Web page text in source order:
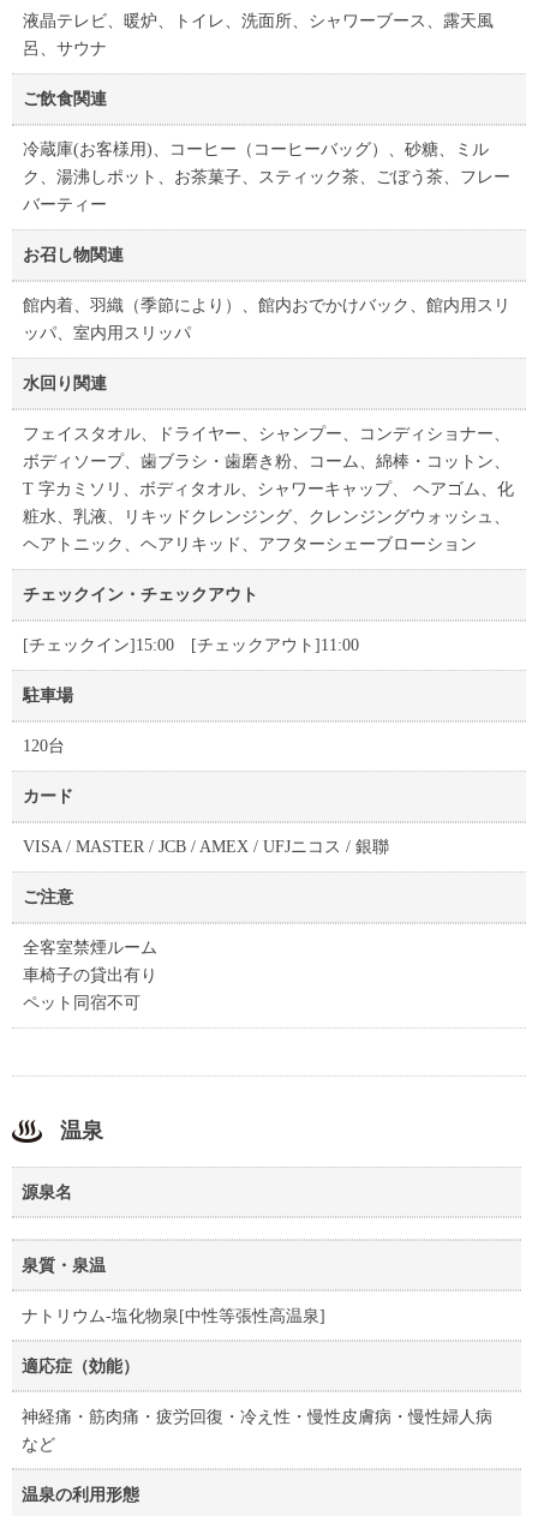
液晶テレビ、暖炉、トイレ、洗面所、シャワーブース、露天風
呂、サウナ
ご飲食関連
冷蔵庫(お客様用)、コーヒー（コーヒーバッグ）、砂糖、ミル
ク、湯沸しポット、お茶菓子、スティック茶、ごぼう茶、フレー
バーティー
お召し物関連
館内着、羽織（季節により）、館内おでかけバック、館内用スリ
ッパ、室内用スリッパ
水回り関連
フェイスタオル、ドライヤー、シャンプー、コンディショナー、
ボディソープ、歯ブラシ・歯磨き粉、コーム、綿棒・コットン、
T 字カミソリ、ボディタオル、シャワーキャップ、 ヘアゴム、化
粧水、乳液、リキッドクレンジング、クレンジングウォッシュ、
ヘアトニック、ヘアリキッド、アフターシェーブローション
チェックイン・チェックアウト
[チェックイン]15:00 [チェックアウト]11:00
駐車場
120台
カード
VISA / MASTER / JCB / AMEX / UFJニコス / 銀聯
ご注意
全客室禁煙ルーム
車椅子の貸出有り
ペット同宿不可
温泉
源泉名
泉質・泉温
ナトリウム-塩化物泉[中性等張性高温泉]
適応症（効能）
神経痛・筋肉痛・疲労回復・冷え性・慢性皮膚病・慢性婦人病
など
温泉の利用形態